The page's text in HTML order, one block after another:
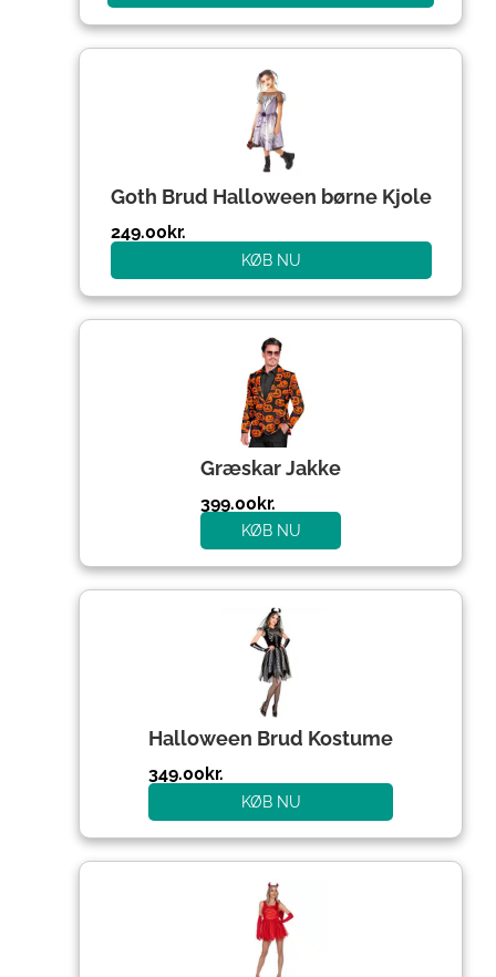
Goth Brud Halloween børne Kjole
249.00kr.
KØB NU
Græskar Jakke
399.00kr.
KØB NU
Halloween Brud Kostume
349.00kr.
KØB NU